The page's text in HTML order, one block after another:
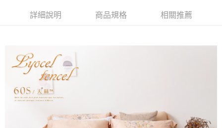
相關說明
流程，驗證手機門號後，選擇欲分期的期數、繳款截止日，確認付款後即完
成交易。
3.實際核准額度、可分期數及費用金額請依後續交易確認頁面所載為準。
消。如遇「轉專審核」未通過狀況，表示未達大哥付你分期系統評分，恕無
法說明評估內容。
1.分期款項不併入電信帳單，「大哥付你分期」於每月結算日後寄送繳費提
【關於「AFTEE先享後付」】
AFTEE先享後付是「在收到商品之後才付款」的支付方式。 讓您購物簡單
便利好安心！
１．簡單：不需註冊會員、不需綁卡、不需儲值。
２．便利：只要手機號碼，簡訊認證，即可結帳。
【「AFTEE先享後付」結帳流程】
Hami Point
「Hami Point」為中華電信所提供之點數服務，可於會員專區綁定中華電信
會員帳號後，即可在購物車使用 Hami Point 折抵消費金額 (1點等於1元)。
ATM付款
詳細說明 商品規格 相關推薦